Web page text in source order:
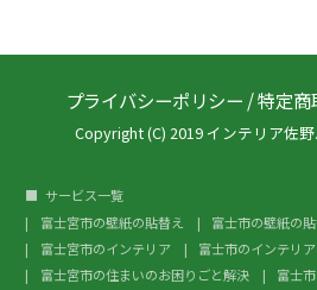
プライバシーポリシー /特定商
Copyright (C) 2019 インテリア佐
サービス一覧
富士宮市の壁紙の貼替え
富士市の壁紙の貼
富士宮市のインテリア
富士市のインテリア
富士宮市の住まいのお困りごと解決
富士